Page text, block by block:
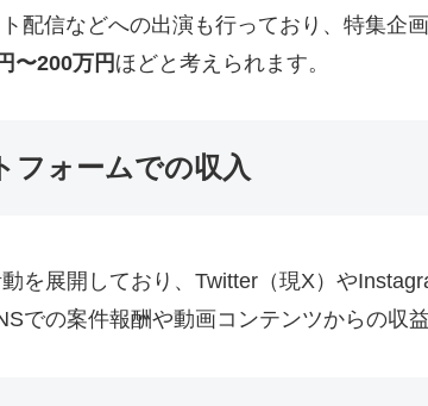
配信などへの出演も行っており、特集
〜200万円ほどと考えられます。
フォームでの収入
を展開しており、Twitter（現X）や
での案件報酬や動画コンテンツからの収